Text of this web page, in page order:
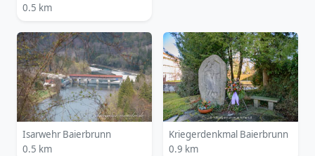
0.5 km
Isarwehr Baierbrunn
0.5 km
Kriegerdenkmal Baierbrunn
0.9 km